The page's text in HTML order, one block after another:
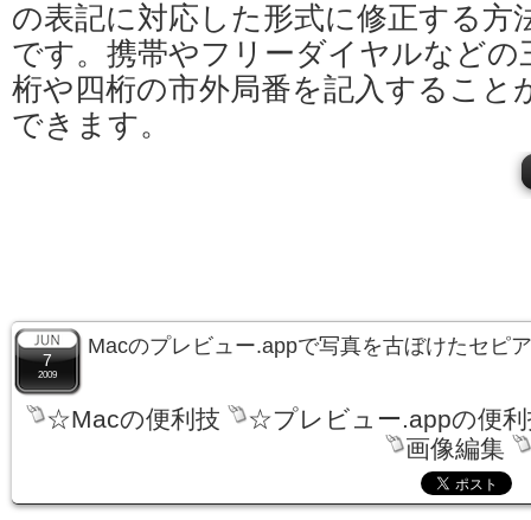
の表記に対応した形式に修正する方
です。携帯やフリーダイヤルなどの
桁や四桁の市外局番を記入すること
できます。
7
2009
Macのプレビュー.appで写真を古ぼけたセピ
☆Macの便利技
☆プレビュー.appの便利
画像編集